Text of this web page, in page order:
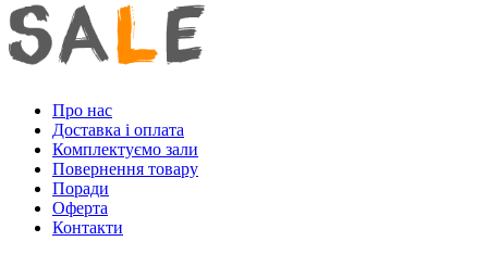
Про нас
Доставка і оплата
Комплектуємо зали
Повернення товару
Поради
Оферта
Контакти